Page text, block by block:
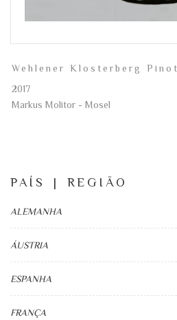
Wehlener Klosterberg
2017
Markus Molitor - Mosel
PAÍS | REGIÃO
ALEMANHA
ÁUSTRIA
ESPANHA
FRANÇA